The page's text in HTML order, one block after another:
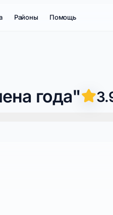
Районы Помощь
года"